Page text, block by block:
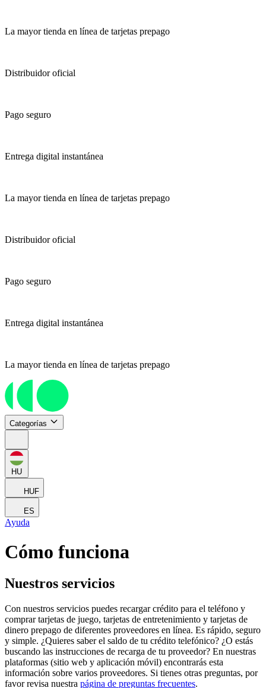
La mayor tienda en línea de tarjetas prepago
Distribuidor oficial
Pago seguro
Entrega digital instantánea
La mayor tienda en línea de tarjetas prepago
Distribuidor oficial
Pago seguro
Entrega digital instantánea
La mayor tienda en línea de tarjetas prepago
Categorías
HU
HUF
ES
Ayuda
Cómo funciona
Nuestros servicios
Con nuestros servicios puedes recargar crédito para el teléfono y
comprar tarjetas de juego, tarjetas de entretenimiento y tarjetas de
dinero prepago de diferentes proveedores en línea. Es rápido, seguro
y simple. ¿Quieres saber el saldo de tu crédito telefónico? ¿O estás
buscando las instrucciones de recarga de tu proveedor? En nuestras
plataformas (sitio web y aplicación móvil) encontrarás esta
información sobre varios proveedores. Si tienes otras preguntas, por
favor revisa nuestra página de preguntas frecuentes.